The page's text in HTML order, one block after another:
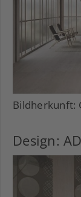
Bildherkunft:
Design: